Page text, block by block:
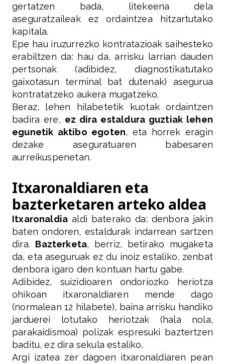
gertatzen bada, litekeena dela
aseguratzaileak ez ordaintzea hitzartutako
kapitala.
Epe hau iruzurrezko kontratazioak saihesteko
erabiltzen da: hau da, arrisku larrian dauden
pertsonak (adibidez, diagnostikatutako
gaixotasun terminal bat dutenak) asegurua
kontratatzeko aukera mugatzeko.
Beraz, lehen hilabetetik kuotak ordaintzen
badira ere, ez dira estaldura guztiak lehen
egunetik aktibo egoten, eta horrek eragin
dezake aseguratuaren babesaren
aurreikuspenetan.
Itxaronaldiaren eta
bazterketaren arteko aldea
Itxaronaldia aldi baterako da: denbora jakin
baten ondoren, estaldurak indarrean sartzen
dira. Bazterketa, berriz, betirako mugaketa
da, eta aseguruak ez du inoiz estaliko, zenbat
denbora igaro den kontuan hartu gabe.
Adibidez, suizidioaren ondoriozko heriotza
ohikoan itxaronaldiaren mende dago
(normalean 12 hilabete), baina arrisku handiko
jarduerei lotutako heriotzak (hala nola,
parakaidismoa) polizak espresuki baztertzen
baditu, ez dira sekula estaliko.
Argi izatea zer dagoen itxaronaldiaren pean